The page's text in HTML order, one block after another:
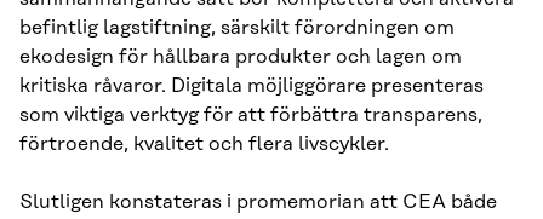
befintlig lagstiftning, särskilt förordningen om
ekodesign för hållbara produkter och lagen om
kritiska råvaror. Digitala möjliggörare presenteras
som viktiga verktyg för att förbättra transparens,
förtroende, kvalitet och flera livscykler.
Slutligen konstateras i promemorian att CEA både